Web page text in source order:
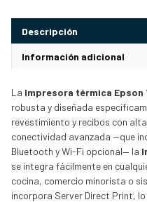
Descripción
Información adicional
La Impresora térmica Epson
robusta y diseñada
revestimiento y recibos con
conectividad avanzada —que
Bluetooth y Wi-Fi opcional— la
se integra fácilmente en
cocina, comercio minorista o
incorpora Server Direct Print,